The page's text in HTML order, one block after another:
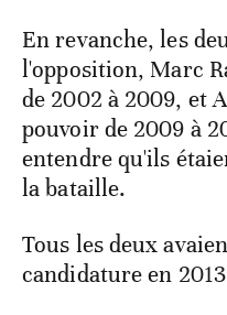
En revanche, les
l'opposition, Marc
de 2002 à 2009, et
pouvoir de 2009 à
entendre qu'ils
la bataille.
Tous les deux
candidature en